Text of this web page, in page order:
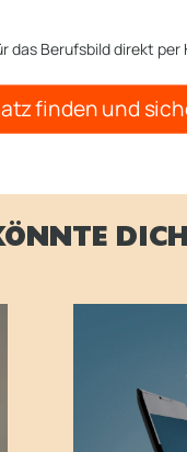
das Berufsbild direkt per
finden und